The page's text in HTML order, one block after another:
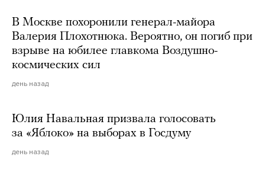
В Москве похоронили генерал-майора
Валерия Плохотнюка. Вероятно, он погиб при
взрыве на юбилее главкома Воздушно-
космических сил
день назад
Юлия Навальная призвала голосовать
за «Яблоко» на выборах в Госдуму
день назад